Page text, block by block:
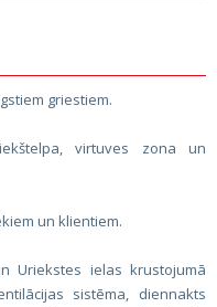
griestiem.
virtuves zona un
un klientiem.
Uriekstes ielas krustojumā
sistēma, diennakts